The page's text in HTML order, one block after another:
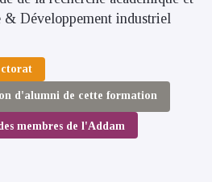
& Développement industriel
d'alumni de cette formation
membres de l'Addam